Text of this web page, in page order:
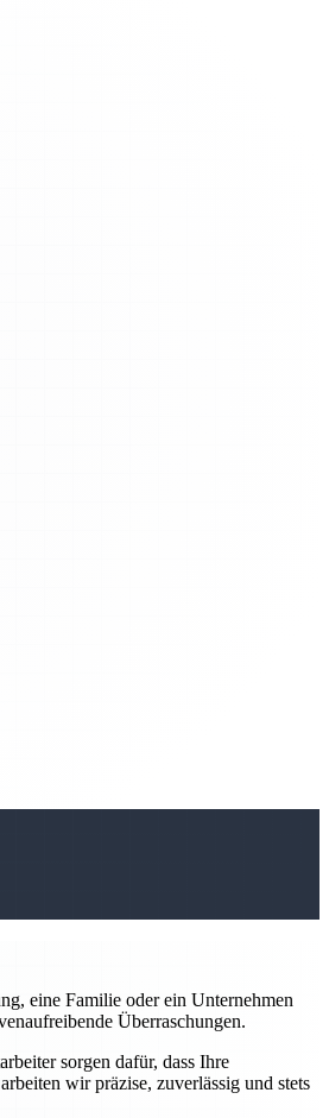
eine Familie oder ein Unternehmen
Überraschungen.
sorgen dafür, dass Ihre
wir präzise, zuverlässig und stets